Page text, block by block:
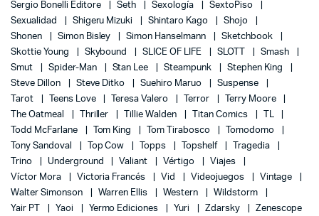
Sergio Bonelli Editore
Seth Sexología
SextoPiso
Sexualidad
Shigeru Mizuki Shintaro Kago
Shojo
Shonen
Simon Bisley Simon Hanselmann
Sketchbook
Skottie Young
Skybound SLICE OF LIFE SLOTT
Smash
Smut
Spider-Man Stan Lee Steampunk
Stephen King
Steve Dillon
Steve Ditko Suehiro Maruo
Suspense
Tarot
Teens Love Teresa Valero Terror
Terry Moore
The Oatmeal
Thriller Tillie Walden Titan Comics
TL
Todd McFarlane
Tom King Tom Tirabosco
Tomodomo
Tony Sandoval
Top Cow Topps Topshelf
Tragedia
Trino
Underground Valiant Vértigo
Viajes
Víctor Mora
Victoria Francés Vid Videojuegos
Vintage
Walter Simonson
Warren Ellis Western
Wildstorm
Yair PT
Yaoi Yermo Ediciones Yuri Zdarsky Zenescope